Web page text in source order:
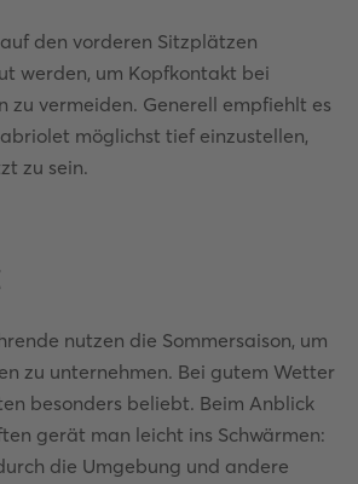
den vorderen Sitzplätzen
werden, um Kopfkontakt bei
zu vermeiden. Generell empfiehlt es
möglichst tief einzustellen,
zu sein.
nutzen die Sommersaison, um
zu unternehmen. Bei gutem Wetter
besonders beliebt. Beim Anblick
gerät man leicht ins Schwärmen:
die Umgebung und andere